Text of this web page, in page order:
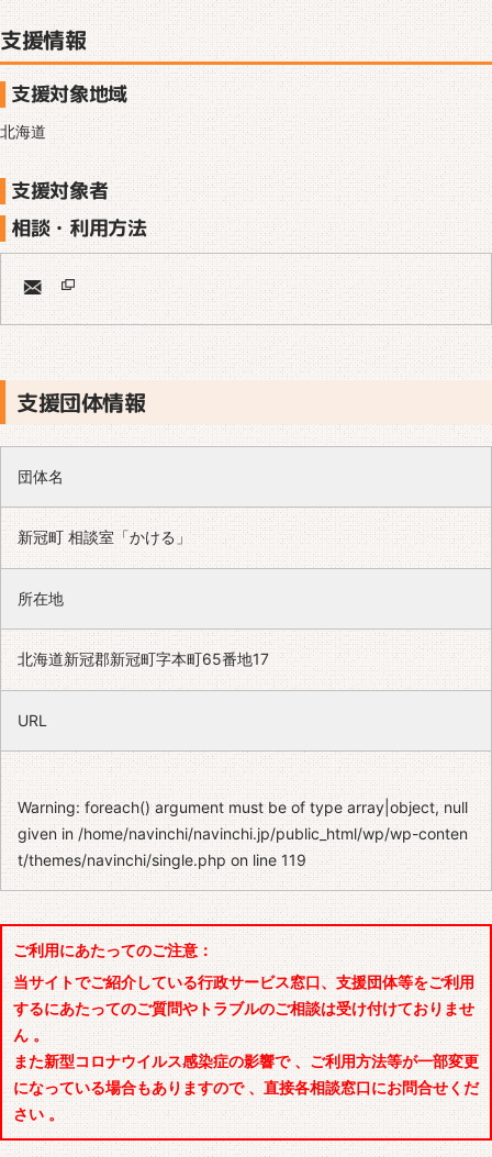
支援情報
支援対象地域
北海道
支援対象者
相談・利用方法
支援団体情報
団体名
新冠町 相談室「かける」
所在地
北海道新冠郡新冠町字本町65番地17
URL
Warning: foreach() argument must be of type array|object, null
given in/home/navinchi/navinchi.jp/public_html/wp/wp-conten
t/themes/navinchi/single.php on line119
ご利用にあたってのご注意：
当サイトでご紹介している行政サービス窓口、支援団体等をご利用
するにあたってのご質問やトラブルのご相談は受け付けておりませ
ん 。
また新型コロナウイルス感染症の影響で 、ご利用方法等が一部変更
になっている場合もありますので 、直接各相談窓口にお問合せくだ
さい 。